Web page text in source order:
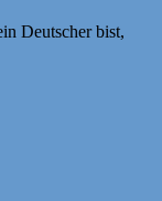
Deutscher bist,